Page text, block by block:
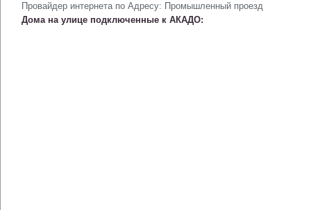
Провайдер интернета по Адресу: Промышленный проезд
Дома на улице подключенные к АКАДО: